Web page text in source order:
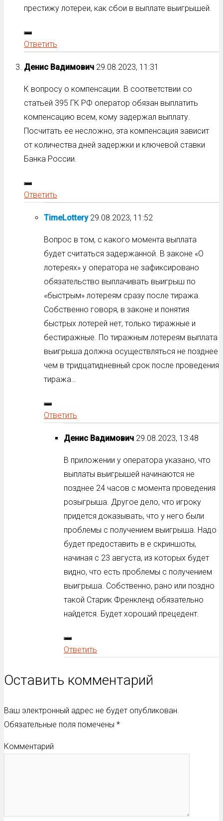
престижу лотереи, как сбои в выплате выигрышей.
Ответить
Денис Вадимович 29.08.2023, 11:31
К вопросу о компенсации. В соответствии со
статьей 395 ГК РФ оператор обязан выплатить
компенсацию всем, кому задержал выплату.
Посчитать ее несложно, эта компенсация зависит
от количества дней задержки и ключевой ставки
Банка России.
Ответить
TimeLottery 29.08.2023, 11:52
Вопрос в том, с какого момента выплата
будет считаться задержанной. В законе «О
лотереях» у оператора не зафиксировано
обязательство выплачивать выигрыш по
«быстрым» лотереям сразу после тиража.
Собственно говоря, в законе и понятия
быстрых лотерей нет, только тиражные и
бестиражные. По тиражным лотереям выплата
выигрыша должна осуществляться не позднее
чем в тридцатидневный срок после проведения
тиража…
Ответить
Денис Вадимович 29.08.2023, 13:48
В приложении у оператора указано, что
выплаты выигрышей начинаются не
позднее 24 часов с момента проведения
розыгрыша. Другое дело, что игроку
придется доказывать, что у него были
проблемы с получением выигрыша. Надо
будет предоставить в е скриншоты,
начиная с 23 августа, из которых будет
видно, что есть проблемы с получением
выигрыша. Собственно, рано или поздно
такой Старик Френкленд обязательно
найдется. Будет хороший прецедент.
Ответить
Оставить комментарий
Ваш электронный адрес не будет опубликован.
Обязательные поля помечены *
Комментарий